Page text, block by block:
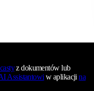
z dokumentów lub
Assistantowiw aplikacjina